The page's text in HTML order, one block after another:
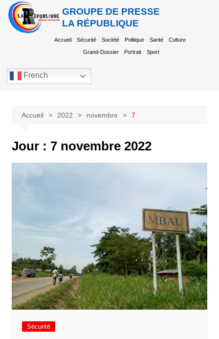
GROUPE DE PRESSE
LA RÉPUBLIQUE
Accueil Sécurité Société Politique Santé Culture
Grand-Dossier Portrait Sport
French
Accueil 2022 novembre 7
Jour : 7 novembre 2022
Sécurité